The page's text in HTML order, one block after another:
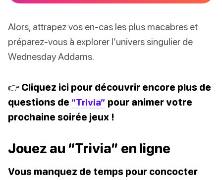
Alors, attrapez vos en-cas les plus macabres et
préparez-vous à explorer l’univers singulier de
Wednesday Addams.
👉 Cliquez ici pour découvrir encore plus de
questions de “Trivia” pour animer votre
prochaine soirée jeux !
Jouez au “Trivia” en ligne
Vous manquez de temps pour concocter